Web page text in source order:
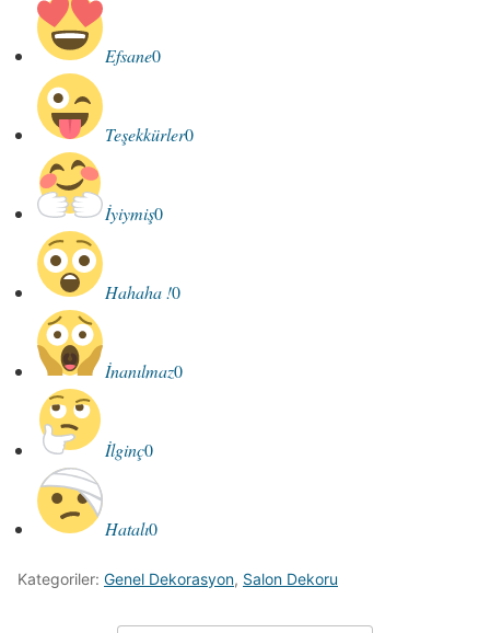
Efsane0
Teşekkürler0
İyiymiş0
Hahaha !0
İnanılmaz0
İlginç0
Hatalı0
Kategoriler: Genel Dekorasyon, Salon Dekoru